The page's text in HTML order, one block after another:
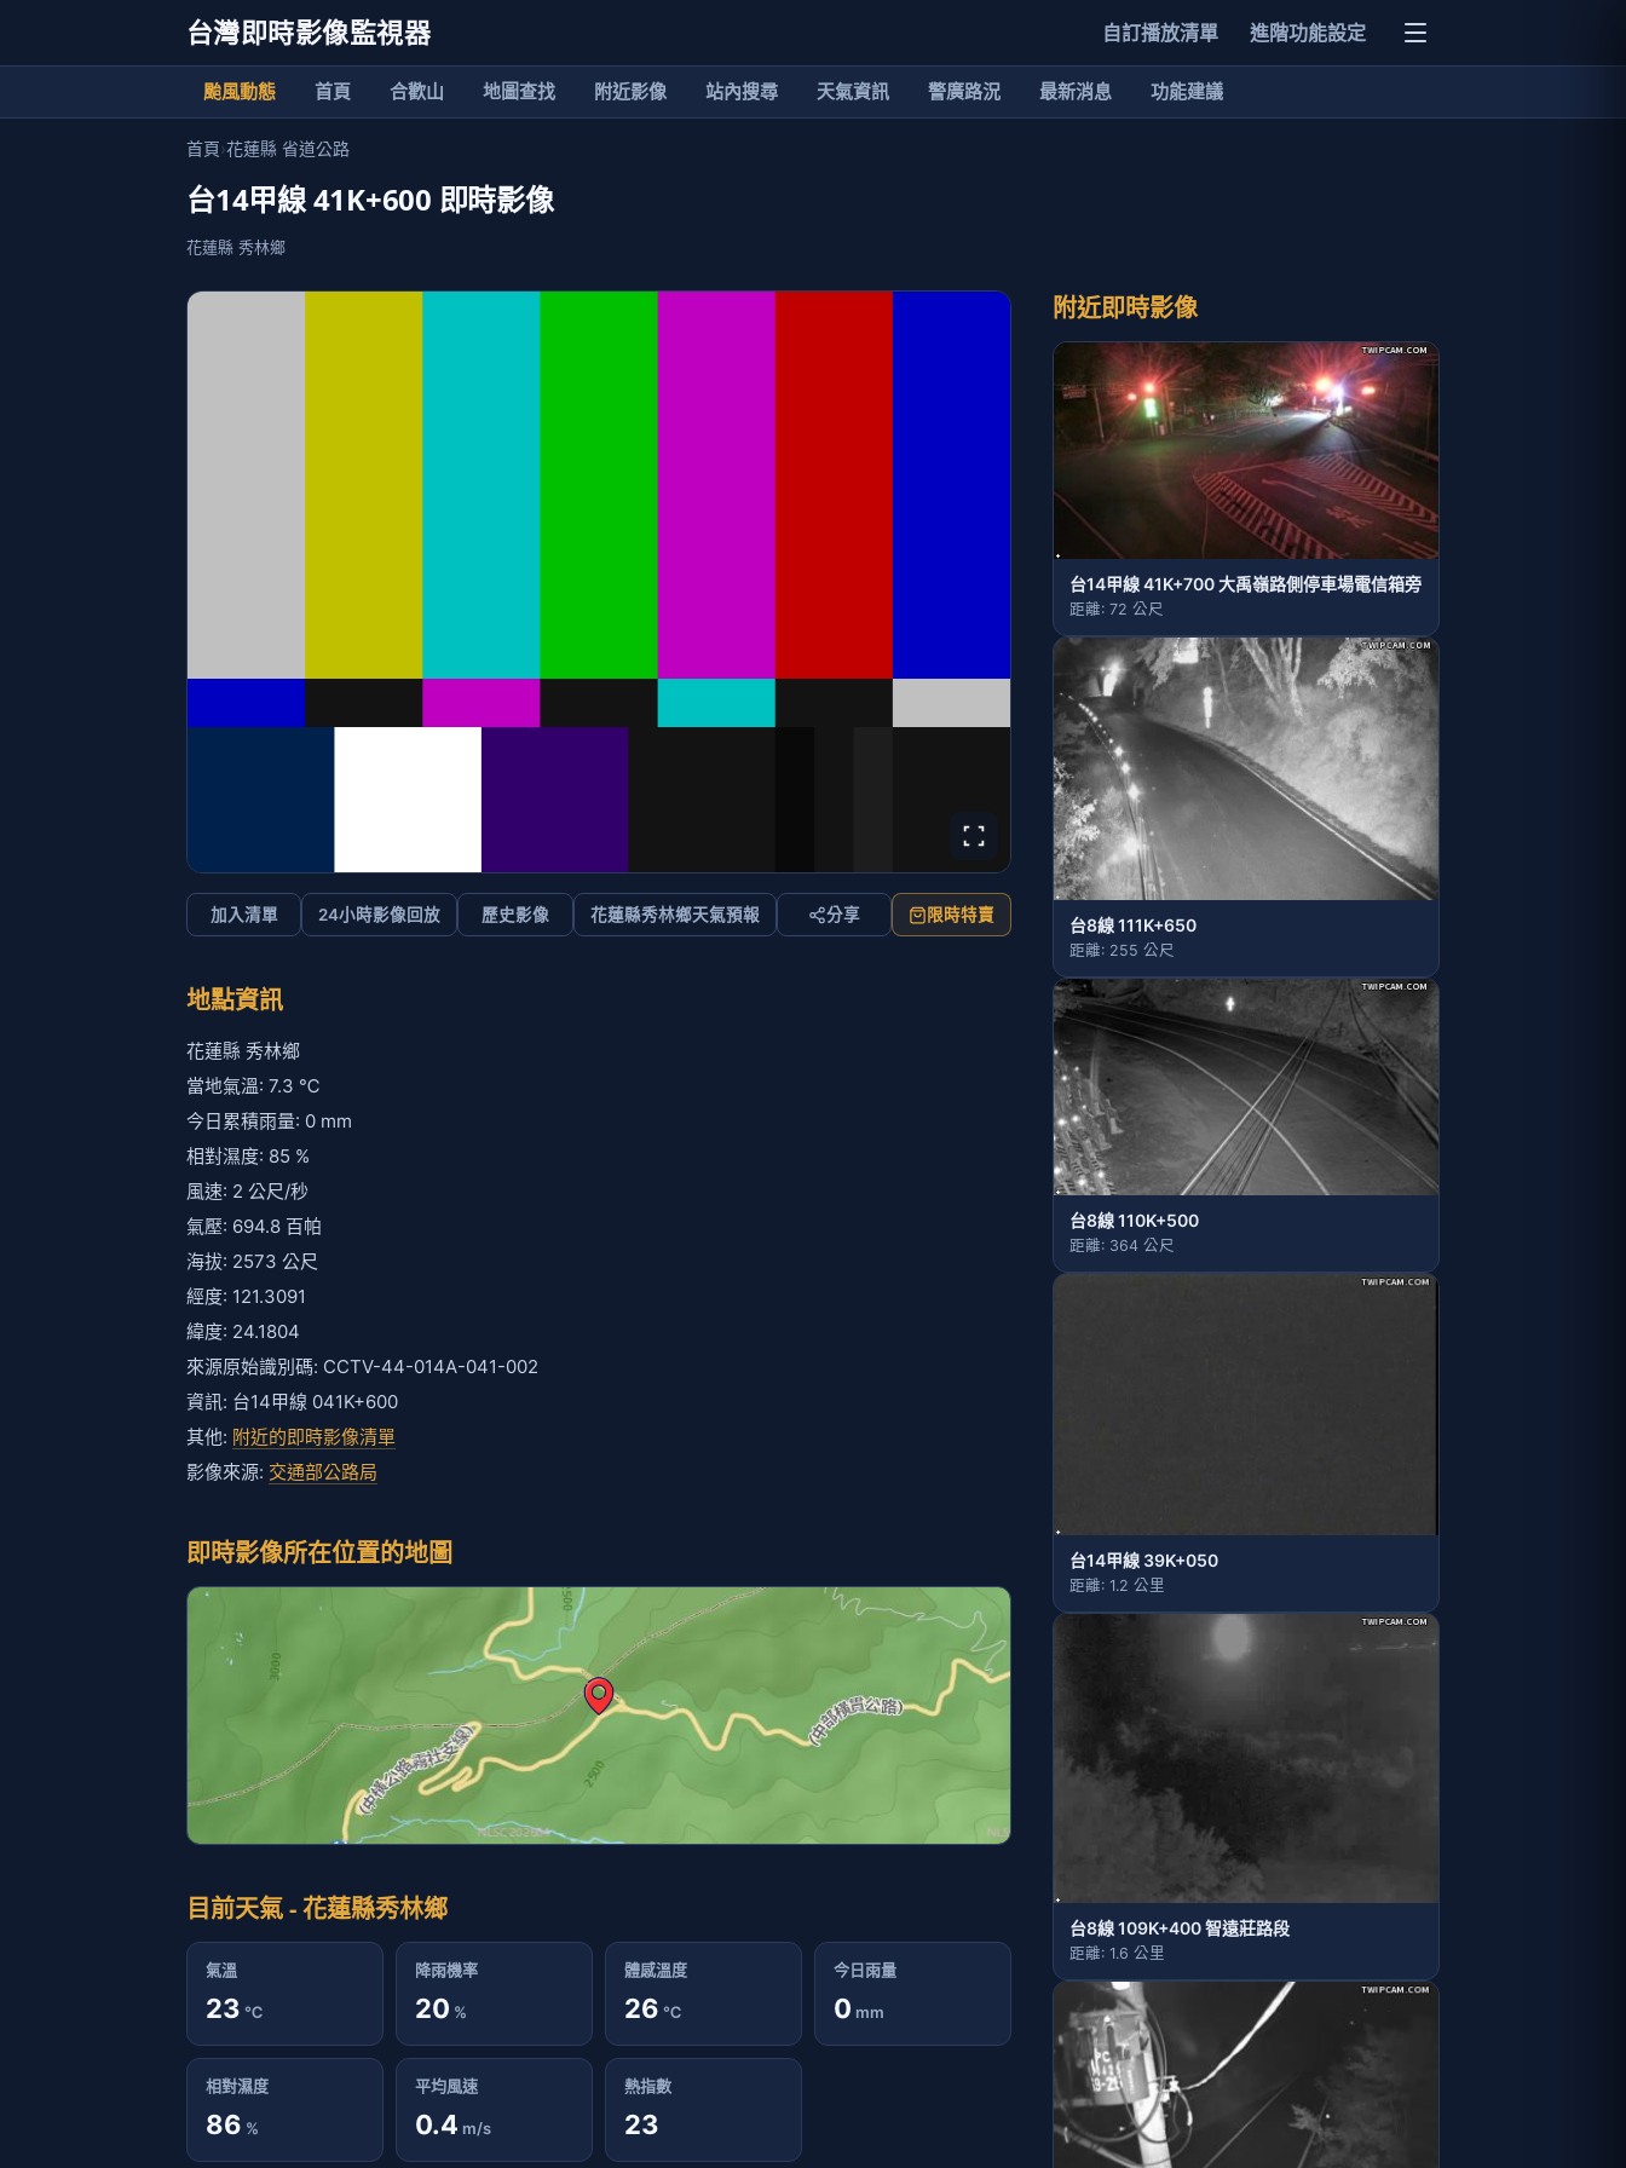
台灣即時影像監視器 自訂播放清單 進階功能設定
颱風動態 首頁 合歡山 地圖查找 附近影像 站內搜尋 天氣資訊 警廣路況 最新消息 功能建議
首頁›花蓮縣 省道公路
台14甲線 41K+600 即時影像
花蓮縣 秀林鄉
加入清單 24小時影像回放 歷史影像 花蓮縣秀林鄉天氣預報 分享 限時特賣
地點資訊
花蓮縣 秀林鄉
當地氣溫: 7.3 ℃
今日累積雨量: 0 mm
相對濕度: 85 %
風速: 2 公尺/秒
氣壓: 694.8 百帕
海拔: 2573 公尺
經度: 121.3091
緯度: 24.1804
來源原始識別碼: CCTV-44-014A-041-002
資訊: 台14甲線 041K+600
其他: 附近的即時影像清單
影像來源: 交通部公路局
即時影像所在位置的地圖
目前天氣 - 花蓮縣秀林鄉
氣溫
23 ℃
降雨機率
20 %
體感溫度
26 ℃
今日雨量
0 mm
相對濕度
86 %
平均風速
0.4 m/s
熱指數
23
附近即時影像
台14甲線 41K+700 大禹嶺路側停車場電信箱旁
距離: 72 公尺
台8線 111K+650
距離: 255 公尺
台8線 110K+500
距離: 364 公尺
台14甲線 39K+050
距離: 1.2 公里
台8線 109K+400 智遠莊路段
距離: 1.6 公里